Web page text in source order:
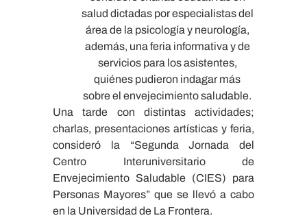
salud dictadas por especialistas del
área de la psicología y neurología,
además, una feria informativa y de
servicios para los asistentes,
quiénes pudieron indagar más
sobre el envejecimiento saludable.
Una tarde con distintas actividades;
charlas, presentaciones artísticas y feria,
consideró la “Segunda Jornada del
Centro Interuniversitario de
Envejecimiento Saludable (CIES) para
Personas Mayores” que se llevó a cabo
en la Universidad de La Frontera.